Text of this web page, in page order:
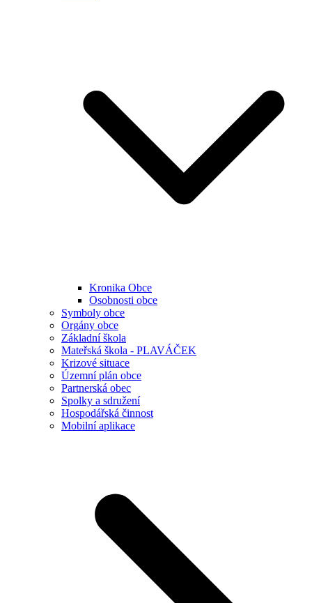
Kronika Obce
Osobnosti obce
Symboly obce
Orgány obce
Základní škola
Mateřská škola - PLAVÁČEK
Krizové situace
Územní plán obce
Partnerská obec
Spolky a sdružení
Hospodářská činnost
Mobilní aplikace